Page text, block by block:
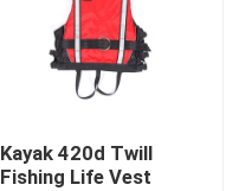
Kayak 420d Twill
Fishing Life Vest